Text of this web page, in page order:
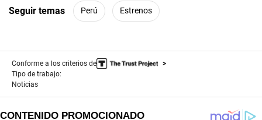
Seguir temas Perú Estrenos
Conforme a los criterios de
Tipo de trabajo:
Noticias